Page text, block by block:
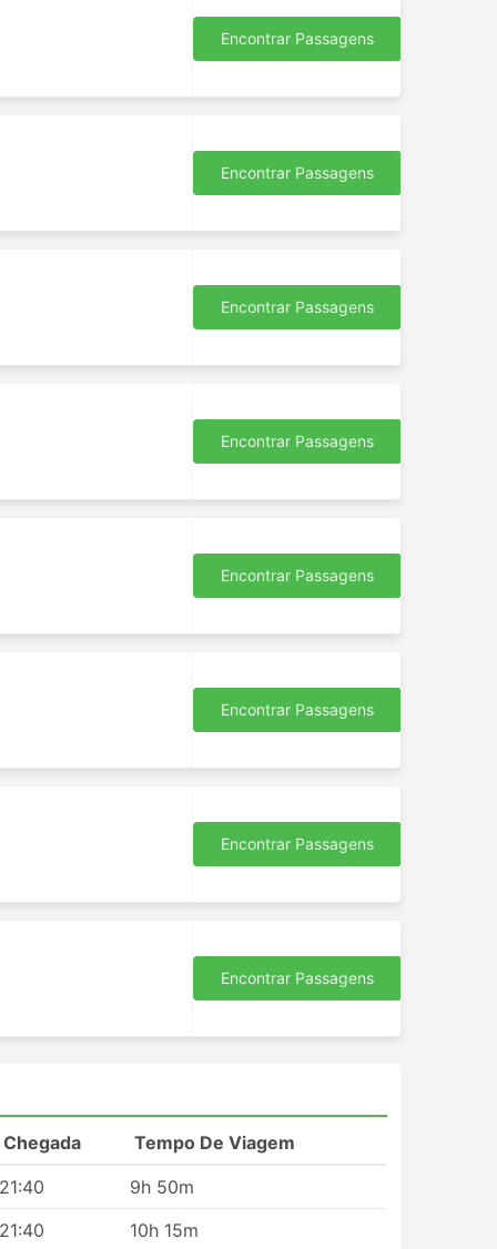
Encontrar Passagens
Encontrar Passagens
Encontrar Passagens
Encontrar Passagens
Encontrar Passagens
Encontrar Passagens
Encontrar Passagens
Encontrar Passagens
Chegada
Tempo De Viagem
21:40
9h 50m
21:40
10h 15m